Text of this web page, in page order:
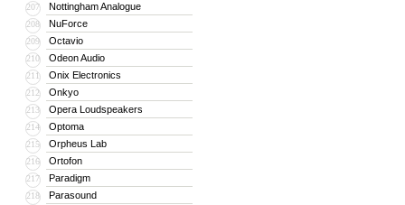
207 Nottingham Analogue
208 NuForce
209 Octavio
210 Odeon Audio
211 Onix Electronics
212 Onkyo
213 Opera Loudspeakers
214 Optoma
215 Orpheus Lab
216 Ortofon
217 Paradigm
218 Parasound